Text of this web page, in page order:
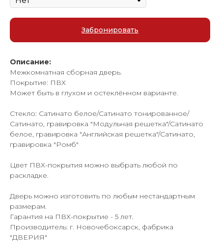
Забронировать
Описание:
Межкомнатная сборная дверь.
Покрытие: ПВХ
Может быть в глухом и остеклённом варианте.
Стекло: Сатинато белое/Сатинато тонированное/
Сатинато, гравировка "Модульная решетка"/Сатинато
белое, гравировка "Английская решетка"/Сатинато,
гравировка "Ромб"
Цвет ПВХ-покрытия можно выбрать любой по
раскладке.
Дверь можно изготовить по любым нестандартным
размерам.
Гарантия на ПВХ-покрытие - 5 лет.
Производитель: г. Новочебоксарск, фабрика
"ДВЕРИЯ"